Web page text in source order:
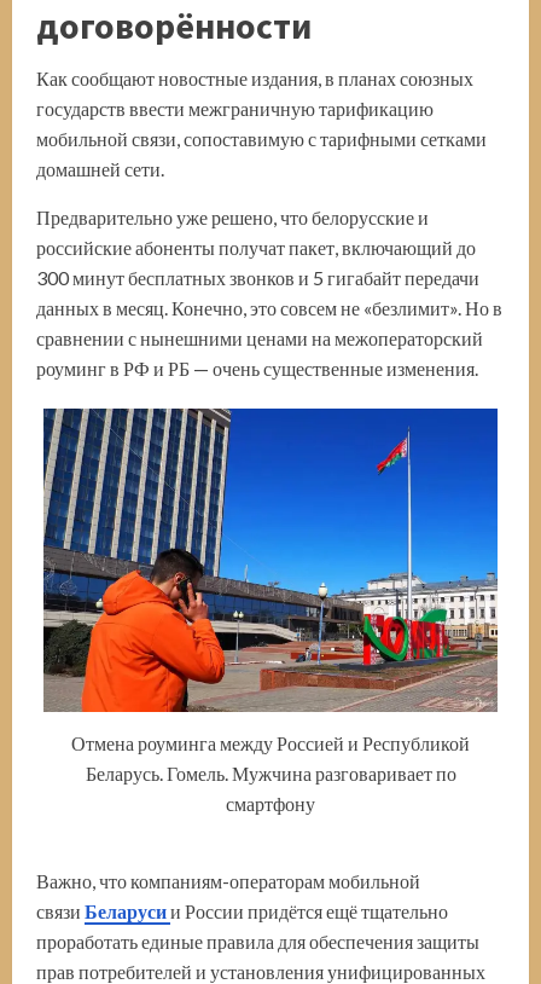
договорённости
Как сообщают новостные издания, в планах союзных
государств ввести межграничную тарификацию
мобильной связи, сопоставимую с тарифными сетками
домашней сети.
Предварительно уже решено, что белорусские и
российские абоненты получат пакет, включающий до
300 минут бесплатных звонков и 5 гигабайт передачи
данных в месяц. Конечно, это совсем не «безлимит». Но в
сравнении с нынешними ценами на межоператорский
роуминг в РФ и РБ — очень существенные изменения.
Отмена роуминга между Россией и Республикой
Беларусь. Гомель. Мужчина разговаривает по
смартфону
Важно, что компаниям-операторам мобильной
связи Беларусии России придётся ещё тщательно
проработать единые правила для обеспечения защиты
прав потребителей и установления унифицированных